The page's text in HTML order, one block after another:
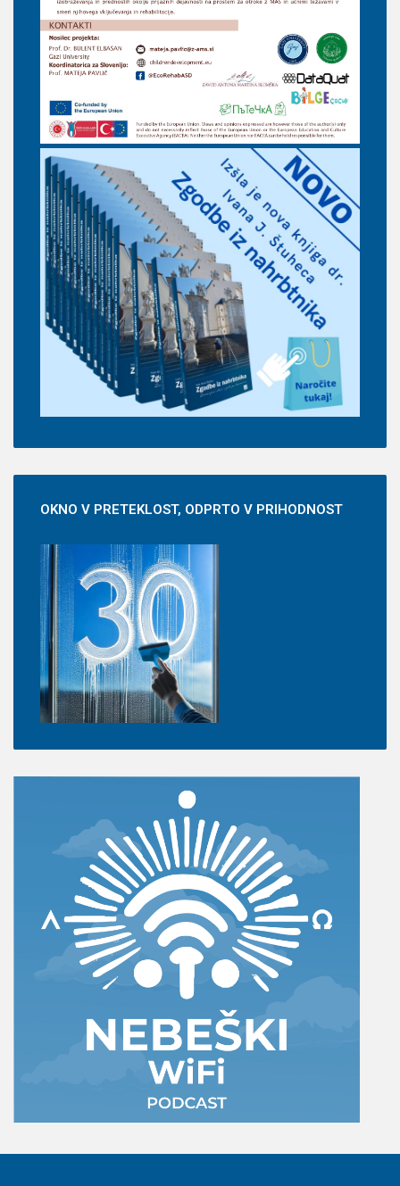
OKNO V PRETEKLOST, ODPRTO V PRIHODNOST